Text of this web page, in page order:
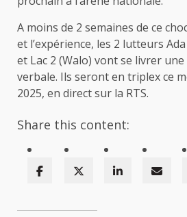
A moins de 2 semaines de ce
et l’expérience, les 2 lutteurs
et Lac 2 (Walo) vont se livrer
verbale. Ils seront en triplex ce
2025, en direct sur la RTS.
Share this content: